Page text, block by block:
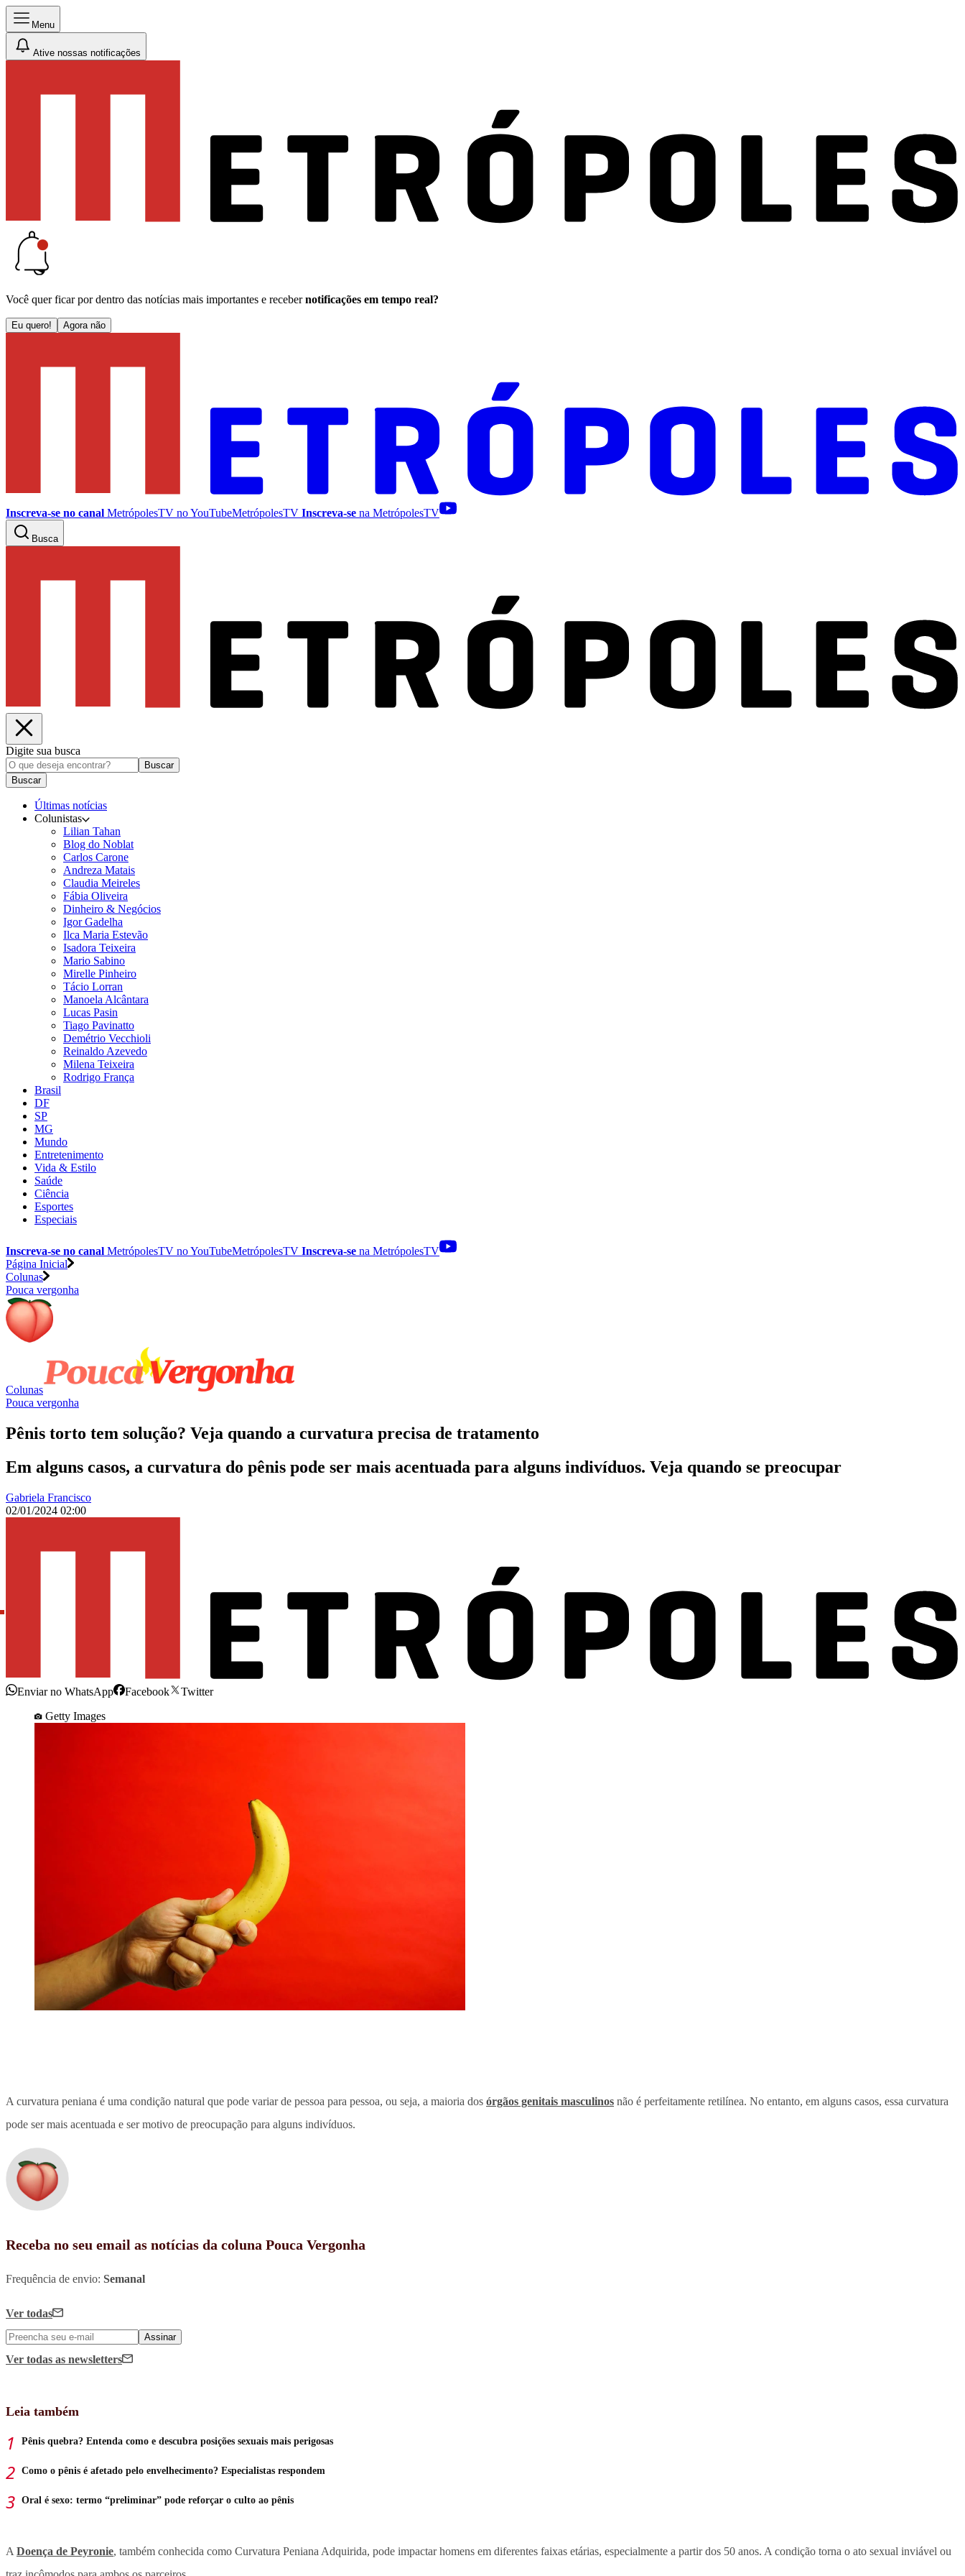
Menu
Ative nossas notificações
Você quer ficar por dentro das notícias mais importantes e receber notificações em tempo real?
Eu quero! Agora não
Inscreva-se no canal MetrópolesTV noYouTubeMetrópolesTV Inscreva-se na MetrópolesTV
Busca
Digite sua busca
Buscar
Buscar
Últimas notícias
Colunistas
Lilian Tahan
Blog do Noblat
Carlos Carone
Andreza Matais
Claudia Meireles
Fábia Oliveira
Dinheiro & Negócios
Igor Gadelha
Ilca Maria Estevão
Isadora Teixeira
Mario Sabino
Mirelle Pinheiro
Tácio Lorran
Manoela Alcântara
Lucas Pasin
Tiago Pavinatto
Demétrio Vecchioli
Reinaldo Azevedo
Milena Teixeira
Rodrigo França
Brasil
DF
SP
MG
Mundo
Entretenimento
Vida & Estilo
Saúde
Ciência
Esportes
Especiais
Inscreva-se no canal MetrópolesTV noYouTubeMetrópolesTV Inscreva-se na MetrópolesTV
Página Inicial
Colunas
Pouca vergonha
Colunas
Pouca vergonha
Pênis torto tem solução? Veja quando a curvatura precisa de tratamento
Em alguns casos, a curvatura do pênis pode ser mais acentuada para alguns indivíduos. Veja quando se preocupar
Gabriela Francisco
02/01/2024 02:00
Enviar no WhatsApp Facebook
Twitter
Getty Images
A curvatura peniana é uma condição natural que pode variar de pessoa para pessoa, ou seja, a maioria dos órgãos genitais masculinos não é perfeitamente retilínea. No entanto, em alguns casos, essa curvatura
pode ser mais acentuada e ser motivo de preocupação para alguns indivíduos.
Receba no seu email as notícias da coluna Pouca Vergonha
Frequência de envio: Semanal
Ver todas
Assinar
Ver todas as newsletters
Leia também
Pênis quebra? Entenda como e descubra posições sexuais mais perigosas
Como o pênis é afetado pelo envelhecimento? Especialistas respondem
Oral é sexo: termo “preliminar” pode reforçar o culto ao pênis
A Doença de Peyronie, também conhecida como Curvatura Peniana Adquirida, pode impactar homens em diferentes faixas etárias, especialmente a partir dos 50 anos. A condição torna o ato sexual inviável ou